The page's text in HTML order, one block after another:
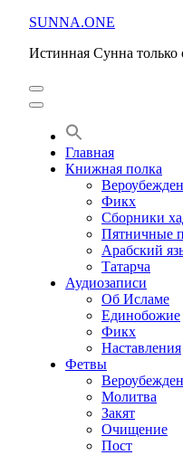
Перейти
содержимому
Enter)
SUNNA.ONE
Истинная Сунна только
Главная
Книжная полка
Фикх
Сборники
Пятничные
Арабский
Татарча
Аудиозаписи
Об Исламе
Единобожие
Фикх
Наставления
Фетвы
Молитва
Закят
Очищение
Пост